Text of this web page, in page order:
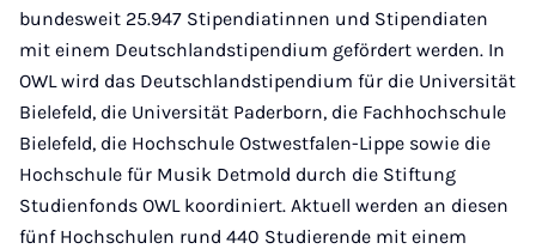
bundesweit 25.947 Stipendiatinnen und Stipendiaten
mit einem Deutschlandstipendium gefördert werden. In
OWL wird das Deutschlandstipendium für die Universität
Bielefeld, die Universität Paderborn, die Fachhochschule
Bielefeld, die Hochschule Ostwestfalen-Lippe sowie die
Hochschule für Musik Detmold durch die Stiftung
Studienfonds OWL koordiniert. Aktuell werden an diesen
fünf Hochschulen rund 440 Studierende mit einem